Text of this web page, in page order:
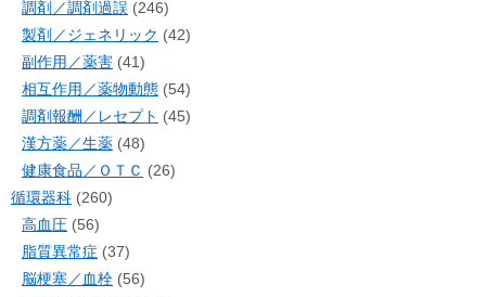
調剤／調剤過誤 (246)
製剤／ジェネリック (42)
副作用／薬害 (41)
相互作用／薬物動態 (54)
調剤報酬／レセプト (45)
漢方薬／生薬 (48)
健康食品／ＯＴＣ (26)
循環器科 (260)
高血圧 (56)
脂質異常症 (37)
脳梗塞／血栓 (56)